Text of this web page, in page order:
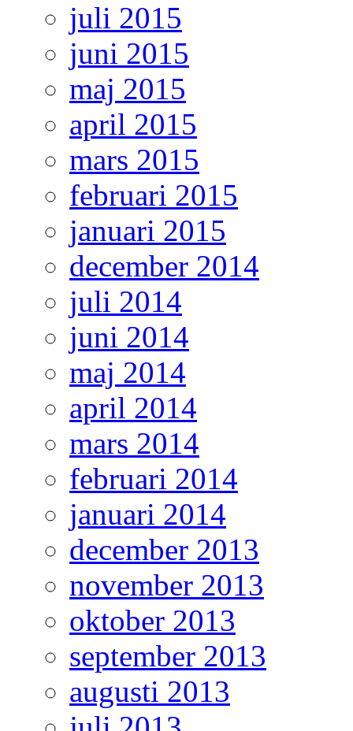
juli 2015
juni 2015
maj 2015
april 2015
mars 2015
februari 2015
januari 2015
december 2014
juli 2014
juni 2014
maj 2014
april 2014
mars 2014
februari 2014
januari 2014
december 2013
november 2013
oktober 2013
september 2013
augusti 2013